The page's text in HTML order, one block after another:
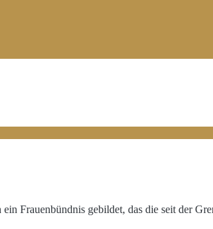
Frauenbündnis gebildet, das die seit der